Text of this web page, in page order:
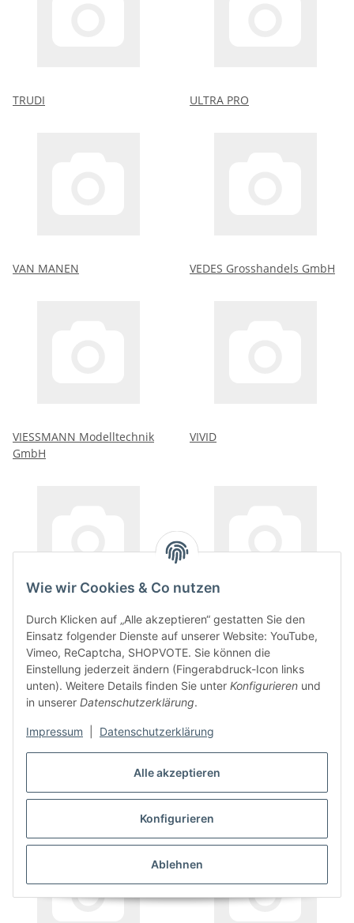
Alle akzeptieren
Konfigurieren
Ablehnen
Wie wir Cookies & Co nutzen
Durch Klicken auf „Alle akzeptieren“ gestatten Sie den
Einsatz folgender Dienste auf unserer Website: YouTube,
Vimeo, ReCaptcha, SHOPVOTE. Sie können die
Einstellung jederzeit ändern (Fingerabdruck-Icon links
unten). Weitere Details finden Sie unter Konfigurieren und
in unserer Datenschutzerklärung.
Impressum Datenschutzerklärung
TRUDI ULTRA PRO
VAN MANEN VEDES Grosshandels GmbH
VIESSMANN Modelltechnik
GmbH
VIVID
VOLLMER WEHNCKE
WIDMANN
WIKING -Modellbau GmbH &